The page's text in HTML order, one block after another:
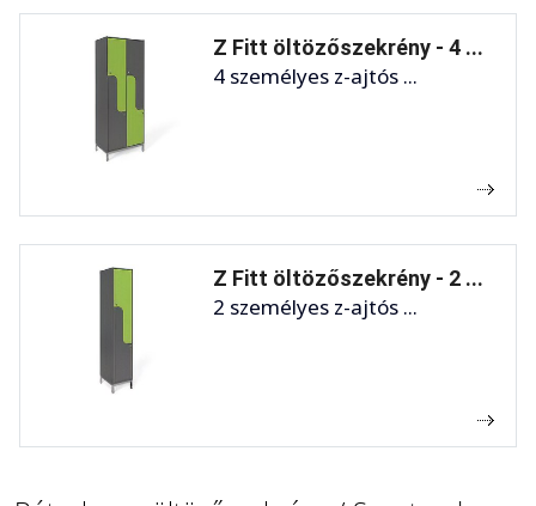
Z Fitt öltözőszekrény - 4 ...
4 személyes z-ajtós ...
Z Fitt öltözőszekrény - 2 ...
2 személyes z-ajtós ...